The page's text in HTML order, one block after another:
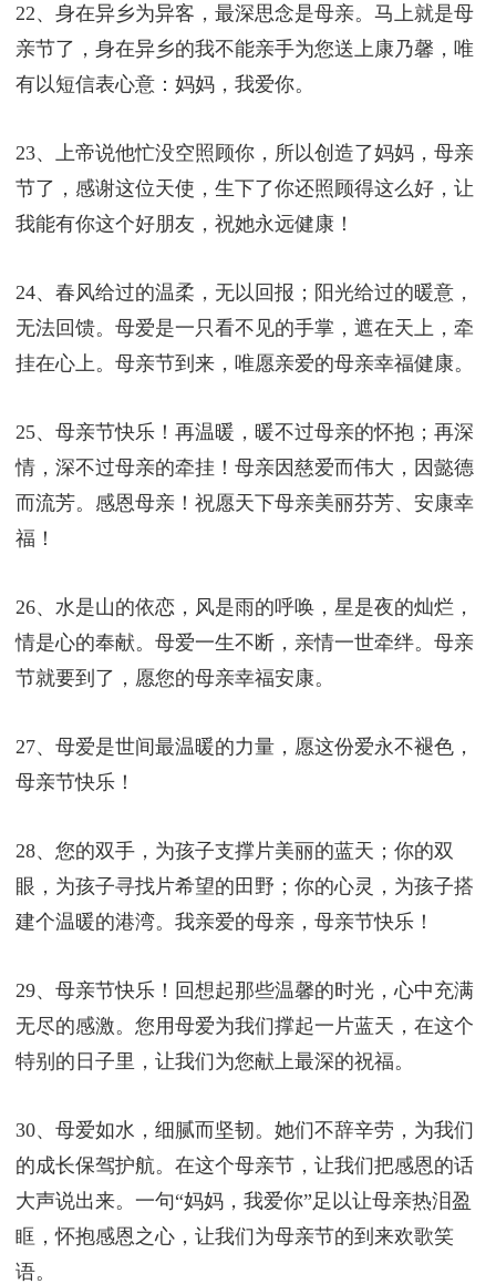
22、身在异乡为异客，最深思念是母亲。马上就是母
亲节了，身在异乡的我不能亲手为您送上康乃馨，唯
有以短信表心意：妈妈，我爱你。
23、上帝说他忙没空照顾你，所以创造了妈妈，母亲
节了，感谢这位天使，生下了你还照顾得这么好，让
我能有你这个好朋友，祝她永远健康！
24、春风给过的温柔，无以回报；阳光给过的暖意，
无法回馈。母爱是一只看不见的手掌，遮在天上，牵
挂在心上。母亲节到来，唯愿亲爱的母亲幸福健康。
25、母亲节快乐！再温暖，暖不过母亲的怀抱；再深
情，深不过母亲的牵挂！母亲因慈爱而伟大，因懿德
而流芳。感恩母亲！祝愿天下母亲美丽芬芳、安康幸
福！
26、水是山的依恋，风是雨的呼唤，星是夜的灿烂，
情是心的奉献。母爱一生不断，亲情一世牵绊。母亲
节就要到了，愿您的母亲幸福安康。
27、母爱是世间最温暖的力量，愿这份爱永不褪色，
母亲节快乐！
28、您的双手，为孩子支撑片美丽的蓝天；你的双
眼，为孩子寻找片希望的田野；你的心灵，为孩子搭
建个温暖的港湾。我亲爱的母亲，母亲节快乐！
29、母亲节快乐！回想起那些温馨的时光，心中充满
无尽的感激。您用母爱为我们撑起一片蓝天，在这个
特别的日子里，让我们为您献上最深的祝福。
30、母爱如水，细腻而坚韧。她们不辞辛劳，为我们
的成长保驾护航。在这个母亲节，让我们把感恩的话
大声说出来。一句“妈妈，我爱你”足以让母亲热泪盈
眶，怀抱感恩之心，让我们为母亲节的到来欢歌笑
语。